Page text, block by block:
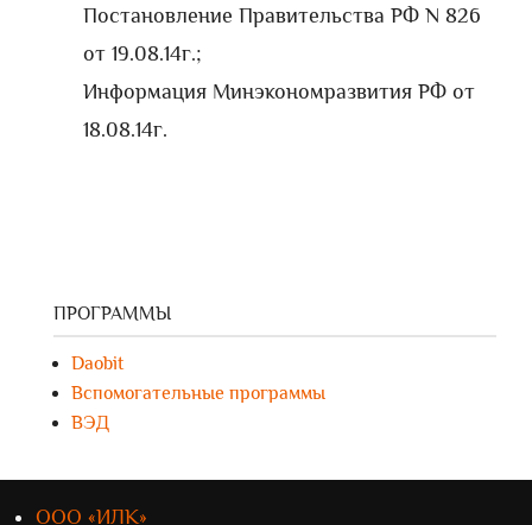
Постановление Правительства РФ N 826
от 19.08.14г.;
Информация Минэкономразвития РФ от
18.08.14г.
ПРОГРАММЫ
Daobit
Вспомогательные программы
ВЭД
ООО «ИЛК»